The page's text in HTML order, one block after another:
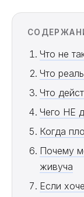
Что не
Что
Что
Чего НЕ
Когда
Почему
живуча
Если